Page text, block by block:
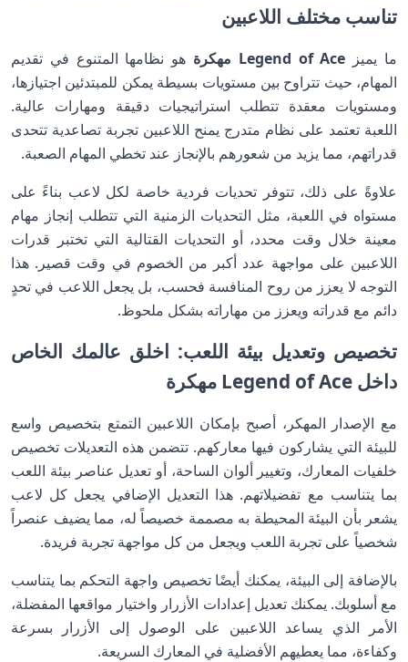
تناسب مختلف اللاعبين
ما يميز Legend of Ace مهكرة
هو نظامها المتنوع في تقديم
المهام، حيث تتراوح بين مستويات بسيطة يمكن للمبتدئين اجتيازها،
ومستويات معقدة تتطلب استراتيجيات دقيقة ومهارات عالية.
اللعبة تعتمد على نظام متدرج يمنح اللاعبين تجربة تصاعدية تتحدى
قدراتهم، مما يزيد من شعورهم بالإنجاز عند تخطي المهام الصعبة.
علاوةً على ذلك، تتوفر تحديات فردية خاصة لكل لاعب بناءً على
مستواه في اللعبة، مثل التحديات الزمنية التي تتطلب إنجاز مهام
معينة خلال وقت محدد، أو التحديات القتالية التي تختبر قدرات
اللاعبين على مواجهة عدد أكبر من الخصوم في وقت قصير. هذا
التوجه لا يعزز من روح المنافسة فحسب، بل يجعل اللاعب في تحدٍ
دائم مع قدراته ويعزز من مهاراته بشكل ملحوظ.
تخصيص وتعديل بيئة اللعب: اخلق عالمك الخاص
داخل Legend of Ace مهكرة
مع الإصدار المهكر، أصبح بإمكان اللاعبين التمتع بتخصيص واسع
للبيئة التي يشاركون فيها معاركهم. تتضمن هذه التعديلات تخصيص
خلفيات المعارك، وتغيير ألوان الساحة، أو تعديل عناصر بيئة اللعب
بما يتناسب مع تفضيلاتهم. هذا التعديل الإضافي يجعل كل لاعب
يشعر بأن البيئة المحيطة به مصممة خصيصاً له، مما يضيف عنصراً
شخصياً على تجربة اللعب ويجعل من كل مواجهة تجربة فريدة.
بالإضافة إلى البيئة، يمكنك أيضًا تخصيص واجهة التحكم بما يتناسب
مع أسلوبك. يمكنك تعديل إعدادات الأزرار واختيار مواقعها المفضلة،
الأمر الذي يساعد اللاعبين على الوصول إلى الأزرار بسرعة
وكفاءة، مما يعطيهم الأفضلية في المعارك السريعة.